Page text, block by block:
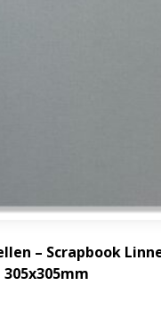
– Scrapbook
305x305mm